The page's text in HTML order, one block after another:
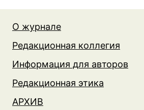
О журнале
Редакционная коллегия
Информация для авторов
Редакционная этика
АРХИВ